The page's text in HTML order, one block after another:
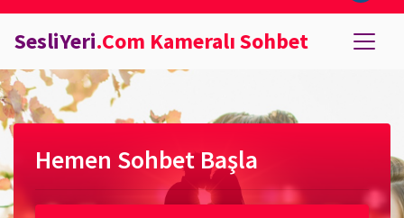
SesliYeri.Com Kameralı Sohbet
Hemen Sohbet Başla